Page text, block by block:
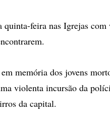
feira nas Igrejas com
memória dos jovens
violenta incursão da
da capital.